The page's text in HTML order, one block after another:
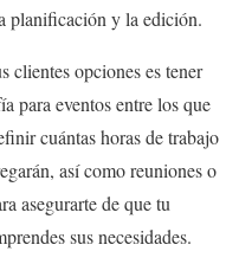
planificación y la edición.
clientes opciones es tener
para eventos entre los que
cuántas horas de trabajo
así como reuniones o
asegurarte de que tu
sus necesidades.